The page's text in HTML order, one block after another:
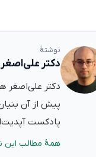
نوشتهٔ
دکتر
پیش از آن
پادکست
همهٔ مطالب این